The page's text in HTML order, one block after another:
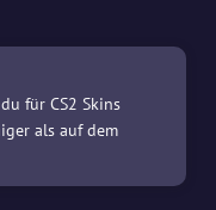
für CS2 Skins
als auf dem